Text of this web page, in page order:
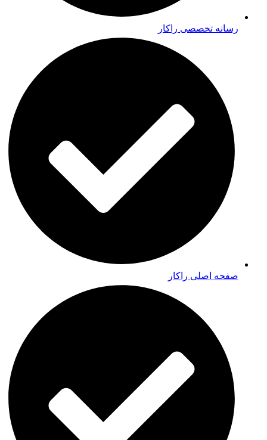
رسانه تخصصی راکار
صفحه اصلی راکار